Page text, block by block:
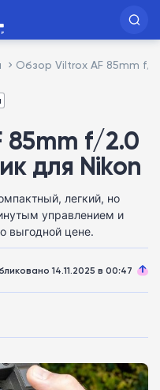
Обзор Viltrox AF 85mm f/
85mm f/2.0
для Nikon
легкий, но
управлением и
выгодной цене.
14.11.2025 в 00:47